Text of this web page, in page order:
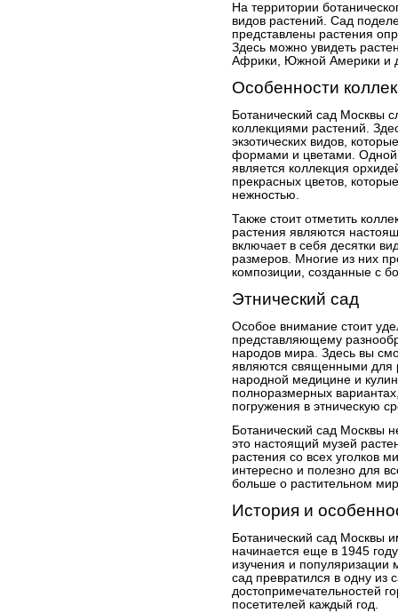
На территории
видов растений. Сад
представлены растения
Здесь можно увидеть
Африки, Южной Америки и
Особенности
Ботанический сад Москвы
коллекциями растений.
экзотических видов,
формами и цветами. Одной
является коллекция
прекрасных цветов,
нежностью.
Также стоит отметить
растения являются
включает в себя десятки
размеров. Многие из них
композиции, созданные с
Этнический сад
Особое внимание стоит
представляющему
народов мира. Здесь вы
являются священными для
народной медицине и
полноразмерных
погружения в этническую
Ботанический сад Москвы
это настоящий музей
растения со всех уголков
интересно и полезно для
больше о растительном
История и
Ботанический сад Москвы
начинается еще в 1945
изучения и
сад превратился в одну из
достопримечательностей
посетителей каждый год.